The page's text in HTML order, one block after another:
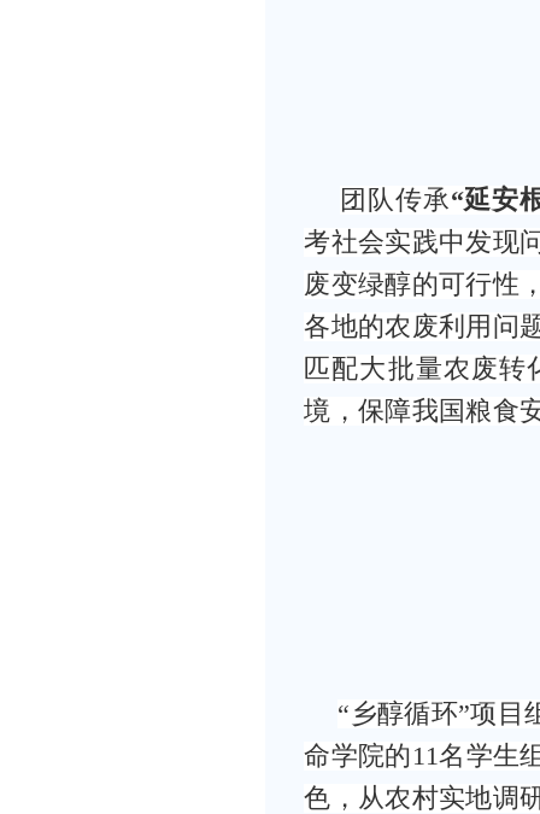
团队传承“延安
考社会实践中发现
废变绿醇的可行性
各地的农废利用问
匹配大批量农废
境，保障我国粮食
“乡醇循环”项目
命学院的11名学生
色，从农村实地调